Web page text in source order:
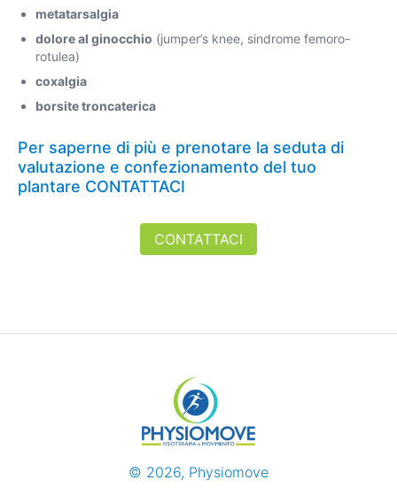
metatarsalgia
dolore al ginocchio (jumper’s knee, sindrome femoro-
rotulea)
coxalgia
borsite troncaterica
Per saperne di più e prenotare la seduta di
valutazione e confezionamento del tuo
plantare CONTATTACI
CONTATTACI
© 2026, Physiomove